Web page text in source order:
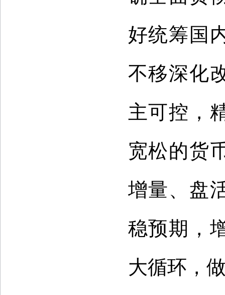
好统筹国
不移深化
主可控，
宽松的货
增量、盘
稳预期，
大循环，